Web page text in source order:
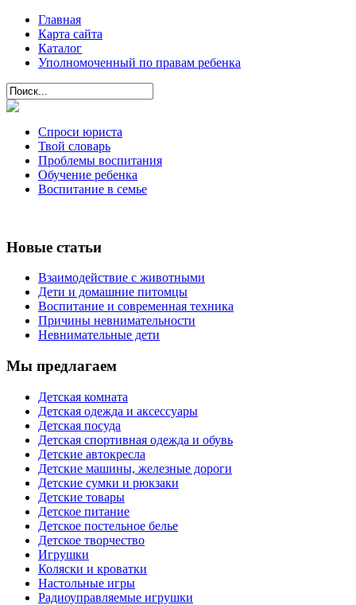
Главная
Карта сайта
Каталог
Уполномоченный по правам ребенка
Спроси юриста
Твой словарь
Проблемы воспитания
Обучение ребенка
Воспитание в семье
Новые статьи
Взаимодействие с животными
Дети и домашние питомцы
Воспитание и современная техника
Причины невнимательности
Невнимательные дети
Мы предлагаем
Детская комната
Детская одежда и аксессуары
Детская посуда
Детская спортивная одежда и обувь
Детские автокресла
Детские машины, железные дороги
Детские сумки и рюкзаки
Детские товары
Детское питание
Детское постельное белье
Детское творчество
Игрушки
Коляски и кроватки
Настольные игры
Радиоуправляемые игрушки